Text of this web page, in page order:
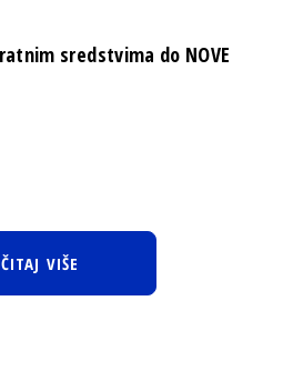
sredstvima do NOVE
VIŠE